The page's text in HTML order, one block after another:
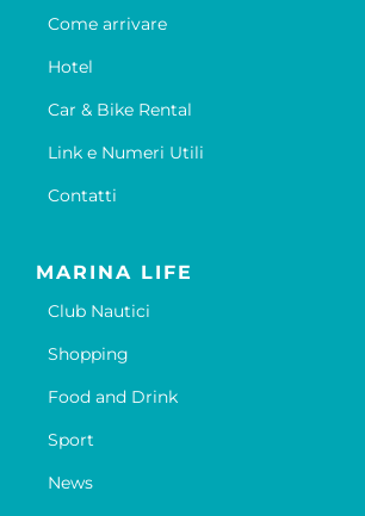
Come arrivare
Hotel
Car & Bike Rental
Link e Numeri Utili
Contatti
MARINA LIFE
Club Nautici
Shopping
Food and Drink
Sport
News